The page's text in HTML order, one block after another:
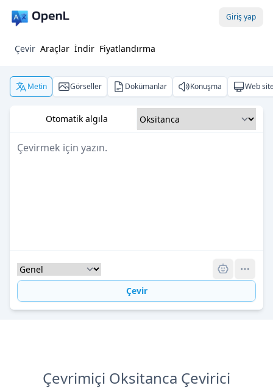
Giriş yap
Çevir Araçlar İndir Fiyatlandırma
Metin Görseller Dokümanlar Konuşma Web
Otomatik algıla
Çevir
Çevrimiçi Oksitanca Çevirici